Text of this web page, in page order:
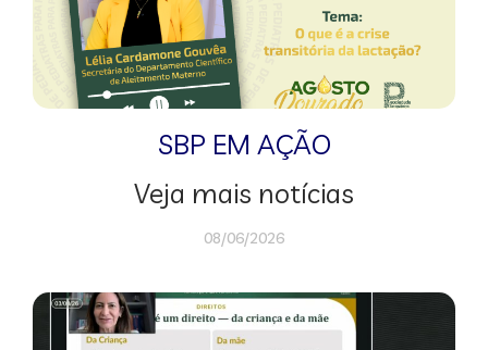
SBP EM AÇÃO
Veja mais notícias
08/06/2026